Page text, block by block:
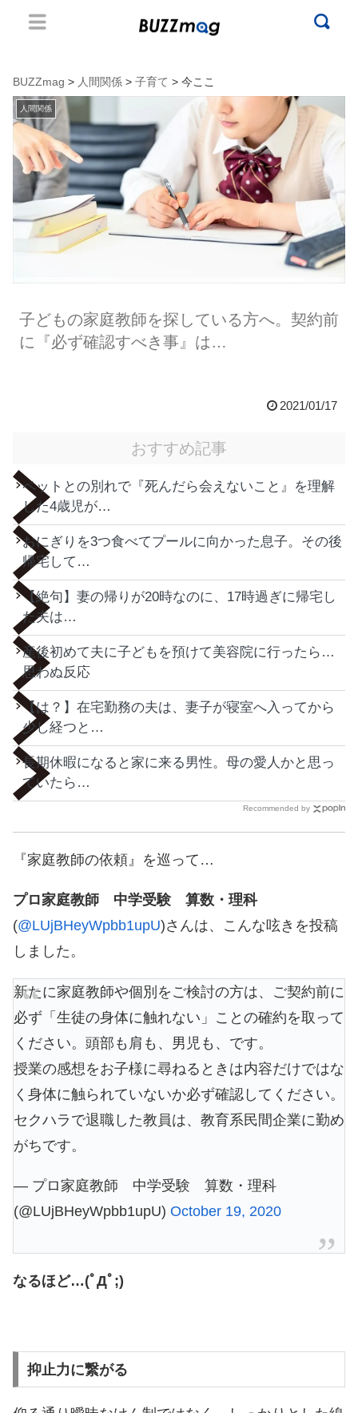
BUZZmag > 人間関係 > 子育て > 今ここ
人間関係
子どもの家庭教師を探している方へ。契約前
に『必ず確認すべき事』は…
2021/01/17
おすすめ記事
ペットとの別れで『死んだら会えないこと』を理解
した4歳児が…
おにぎりを3つ食べてプールに向かった息子。その後
帰宅して…
【絶句】妻の帰りが20時なのに、17時過ぎに帰宅し
た夫は…
産後初めて夫に子どもを預けて美容院に行ったら…
思わぬ反応
【は？】在宅勤務の夫は、妻子が寝室へ入ってから
少し経つと…
長期休暇になると家に来る男性。母の愛人かと思っ
ていたら…
Recommended by
『家庭教師の依頼』を巡って…
プロ家庭教師 中学受験 算数・理科
(@LUjBHeyWpbb1upU)さんは、こんな呟きを投稿
しました。
新たに家庭教師や個別をご検討の方は、ご契約前に
必ず「生徒の身体に触れない」ことの確約を取って
ください。頭部も肩も、男児も、です。
授業の感想をお子様に尋ねるときは内容だけではな
く身体に触られていないか必ず確認してください。
セクハラで退職した教員は、教育系民間企業に勤め
がちです。
— プロ家庭教師 中学受験 算数・理科
(@LUjBHeyWpbb1upU) October 19, 2020
なるほど…(ﾟДﾟ;)
抑止力に繋がる